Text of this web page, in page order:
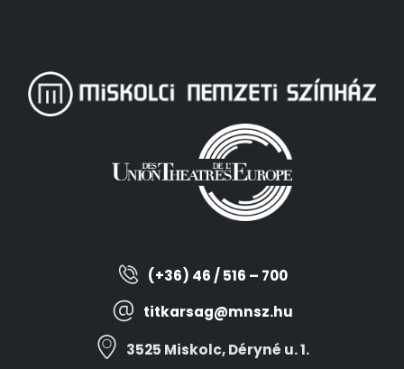
(+36) 46 / 516 – 700
titkarsag@mnsz.hu
3525 Miskolc, Déryné u. 1.